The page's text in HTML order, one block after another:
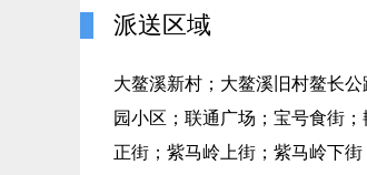
派送区域
大鳌溪新村；大鳌溪旧村鳌长
园小区；联通广场；宝号食街
正街；紫马岭上街；紫马岭下